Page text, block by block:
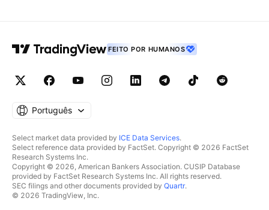
FEITO POR HUMANOS
Português
Select market data provided by ICE Data Services.
Select reference data provided by FactSet. Copyright © 2026 FactSet
Research Systems Inc.
Copyright © 2026, American Bankers Association. CUSIP Database
provided by FactSet Research Systems Inc. All rights reserved.
SEC filings and other documents provided by Quartr.
© 2026 TradingView, Inc.